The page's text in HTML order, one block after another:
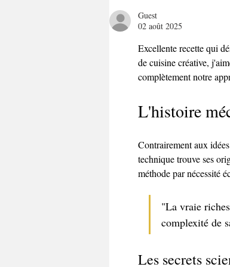
Guest
02 août 2025
Excellente recette qui
de cuisine créative,
complètement notre
L'histoire
Contrairement aux
technique trouve ses
méthode par nécessité
"La vraie
complexité de
Les secrets